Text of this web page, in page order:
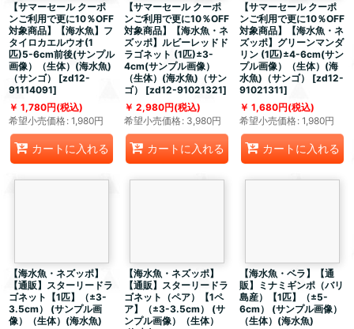
【サマーセール クーポ
ンご利用で更に10％OFF
対象商品】【海水魚】フ
タイロカエルウオ(1
匹)5-6cm前後(サンプル
画像）（生体）(海水魚)
（サンゴ）
[zd12-
91114091]
1,780円(税込)
希望小売価格: 1,980円
カートに入れる
【サマーセール クーポ
ンご利用で更に10％OFF
対象商品】【海水魚・ネ
ズッポ】ルビーレッドド
ラゴネット (1匹)±3-
4cm(サンプル画像）
（生体）(海水魚)（サン
ゴ）
[zd12-91021321]
2,980円(税込)
希望小売価格: 3,980円
カートに入れる
【サマーセール クーポ
ンご利用で更に10％OFF
対象商品】【海水魚・ネ
ズッポ】グリーンマンダ
リン (1匹)±4-6cm(サン
プル画像）（生体）(海
水魚)（サンゴ）
[zd12-
91021311]
1,680円(税込)
希望小売価格: 1,980円
カートに入れる
【海水魚・ネズッポ】
【通販】スターリードラ
ゴネット【1匹】（±3-
3.5cm） (サンプル画
像）（生体）(海水魚)
【海水魚・ネズッポ】
【通販】スターリードラ
ゴネット（ペア）【1ペ
ア】（±3-3.5cm） (サ
ンプル画像）（生体）
【海水魚・ベラ】【通
販】ミナミギンポ（バリ
島産）【1匹】（±5-
6cm） (サンプル画像）
（生体）(海水魚)